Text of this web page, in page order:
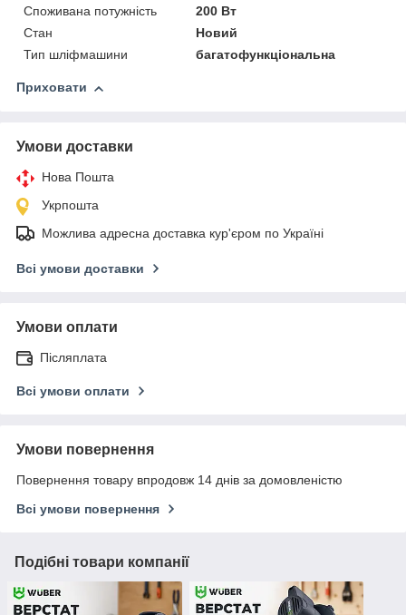
Споживана потужність
200 Вт
Стан
Новий
Тип шліфмашини
багатофункціональна
Приховати
Умови доставки
Нова Пошта
Укрпошта
Можлива адресна доставка кур'єром по Україні
Всі умови доставки
Умови оплати
Післяплата
Всі умови оплати
Умови повернення
Повернення товару впродовж 14 днів за домовленістю
Всі умови повернення
Подібні товари компанії